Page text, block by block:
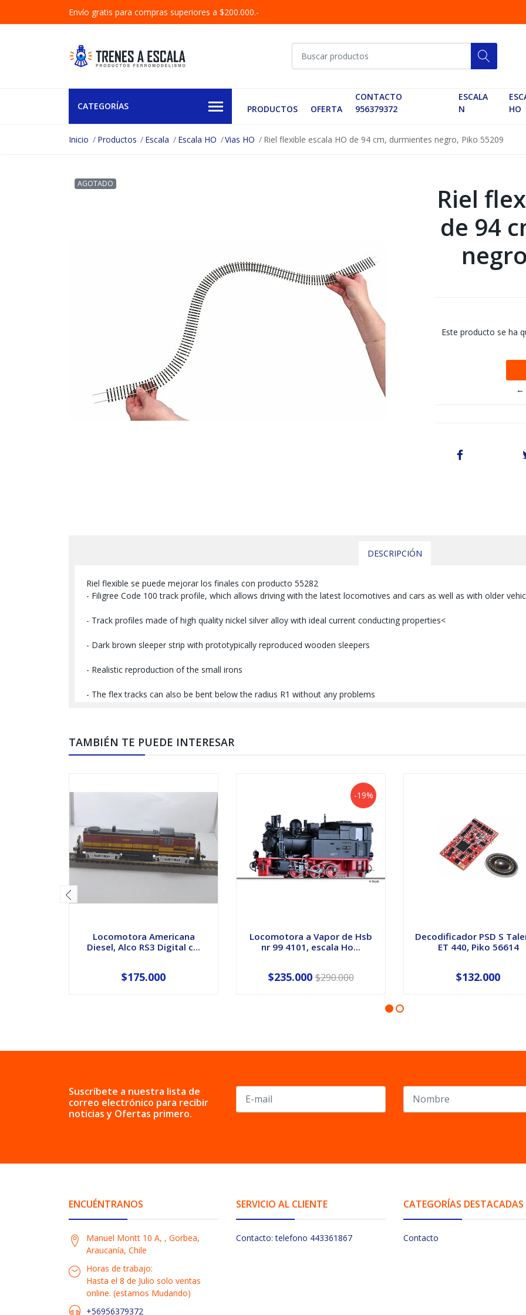
Envío gratis para compras superiores a $200.000.-
CATEGORÍAS PRODUCTOS OFERTA
CONTACTO
956379372
ESCALA
N
HO
Inicio Productos Escala Escala HO Vias HO Riel flexible escala HO de 94 cm, durmientes negro, Piko 55209
AGOTADO
Riel
de 94
Este producto se ha
←
DESCRIPCIÓN
Riel flexible se puede mejorar los finales con producto 55282
- Filigree Code 100 track profile, which allows driving with the latest locomotives and cars as well as with older
- Track profiles made of high quality nickel silver alloy with ideal current conducting properties<
- Dark brown sleeper strip with prototypically reproduced wooden sleepers
- Realistic reproduction of the small irons
- The flex tracks can also be bent below the radius R1 without any problems
TAMBIÉN TE PUEDE INTERESAR
Locomotora Americana
Diesel, Alco RS3 Digital c...
$175.000
-19%
Locomotora a Vapor de Hsb
nr 99 4101, escala Ho...
$235.000 $290.000
Decodificador PSD S
ET 440, Piko 56614
$132.000
Suscríbete a nuestra lista de
correo electrónico para recibir
noticias y Ofertas primero.
ENCUÉNTRANOS
Manuel Montt 10 A, , Gorbea,
Araucanía, Chile
Horas de trabajo:
Hasta el 8 de Julio solo ventas
online. (estamos Mudando)
+56956379372
SERVICIO AL CLIENTE
Contacto: telefono 443361867
CATEGORÍAS DESTACADAS
Contacto